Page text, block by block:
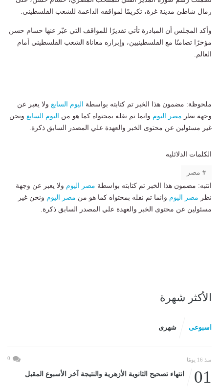
رمال شاطئ مدينة غزة، تكريمًا لمواقفه الداعمة للشعب الفلسطيني.
وأكد المجلس أن المبادرة تأتي تقديرًا للمواقف التي عبّر عنها حسام حسن
مؤخرًا تضامنًا مع الفلسطينيين، وإبرازه معاناة الشعب الفلسطيني أمام
العالم.
ملحوظة: مضمون هذا الخبر تم كتابته بواسطة اليوم السابع ولا يعبر عن
وجهة نظر مصر اليوم وانما تم نقله بمحتواه كما هو من اليوم السابع ونحن
غير مسئولين عن محتوى الخبر والعهدة علي المصدر السابق ذكرة.
الكلمات الدلائليه
مصر
انتبه: مضمون هذا الخبر تم كتابته بواسطة مصر اليوم ولا يعبر عن وجهة
نظر مصر اليوم وانما تم نقله بمحتواه كما هو من مصر اليوم ونحن غير
مسئولين عن محتوى الخبر والعهدة علي المصدر السابق ذكرة.
الأكثر شهرة
اسبوعى شهرى
منذ 16 يومًا 0
01 انتهاء تصحيح الثانوية الأزهرية والنتيجة آخر الأسبوع المقبل